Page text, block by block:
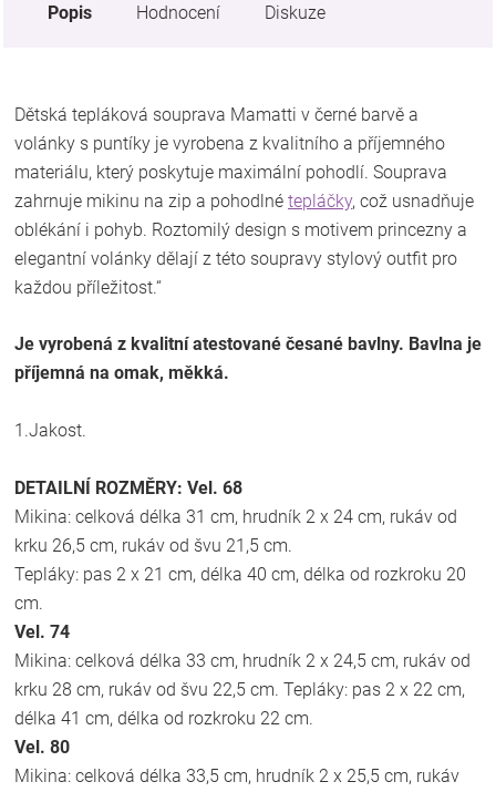
Popis Hodnocení Diskuze
Dětská tepláková souprava Mamatti v černé barvě a
volánky s puntíky je vyrobena z kvalitního a příjemného
materiálu, který poskytuje maximální pohodlí. Souprava
zahrnuje mikinu na zip a pohodlné tepláčky, což usnadňuje
oblékání i pohyb. Roztomilý design s motivem princezny a
elegantní volánky dělají z této soupravy stylový outfit pro
každou příležitost.“
Je vyrobená z kvalitní atestované česané bavlny. Bavlna je
příjemná na omak, měkká.
1.Jakost.
DETAILNÍ ROZMĚRY: Vel. 68
Mikina: celková délka 31 cm, hrudník 2 x 24 cm, rukáv od
krku 26,5 cm, rukáv od švu 21,5 cm.
Tepláky: pas 2 x 21 cm, délka 40 cm, délka od rozkroku 20
cm.
Vel. 74
Mikina: celková délka 33 cm, hrudník 2 x 24,5 cm, rukáv od
krku 28 cm, rukáv od švu 22,5 cm. Tepláky: pas 2 x 22 cm,
délka 41 cm, délka od rozkroku 22 cm.
Vel. 80
Mikina: celková délka 33,5 cm, hrudník 2 x 25,5 cm, rukáv